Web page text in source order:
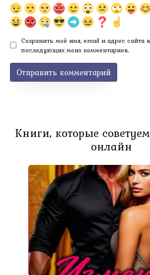
Сохранить моё имя, email и адрес сайта
последующих моих комментариев.
Книги, которые
онлайн